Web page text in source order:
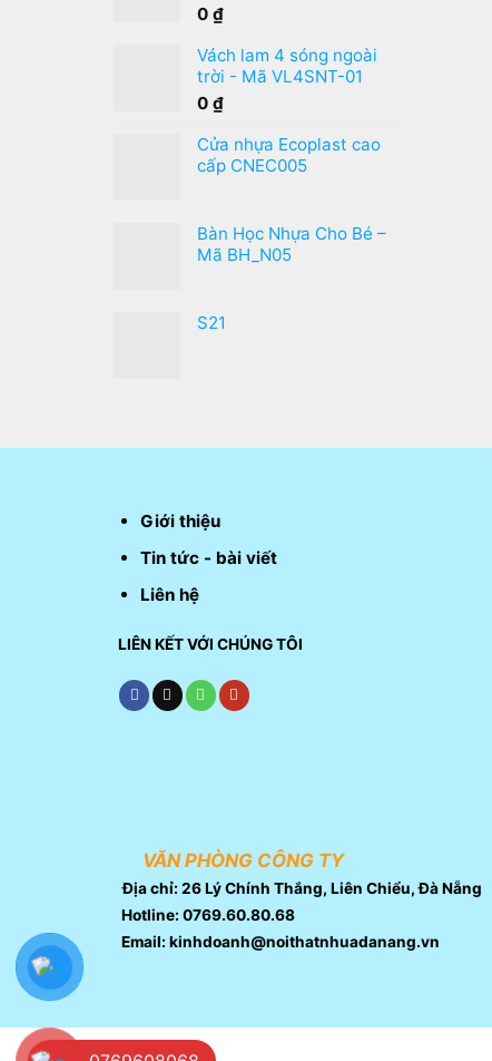
0 ₫
Vách lam 4 sóng ngoài
trời - Mã VL4SNT-01
0 ₫
Cửa nhựa Ecoplast cao
cấp CNEC005
Bàn Học Nhựa Cho Bé –
Mã BH_N05
S21
Giới thiệu
Tin tức - bài viết
Liên hệ
LIÊN KẾT VỚI CHÚNG TÔI
VĂN PHÒNG CÔNG TY
Địa chỉ: 26 Lý Chính Thắng, Liên Chiểu, Đà Nẵng
Hotline: 0769.60.80.68
Email: kinhdoanh@noithatnhuadanang.vn